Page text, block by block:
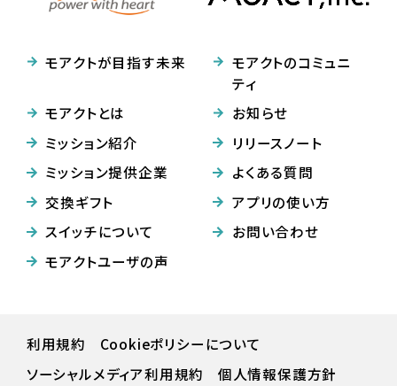
モアクトが目指す未来
モアクトとは
ミッション紹介
ミッション提供企業
交換ギフト
スイッチについて
モアクトユーザの声
モアクトのコミュニ
ティ
お知らせ
リリースノート
よくある質問
アプリの使い方
お問い合わせ
利用規約
Cookieポリシーについて
ソーシャルメディア利用規約
個人情報保護方針